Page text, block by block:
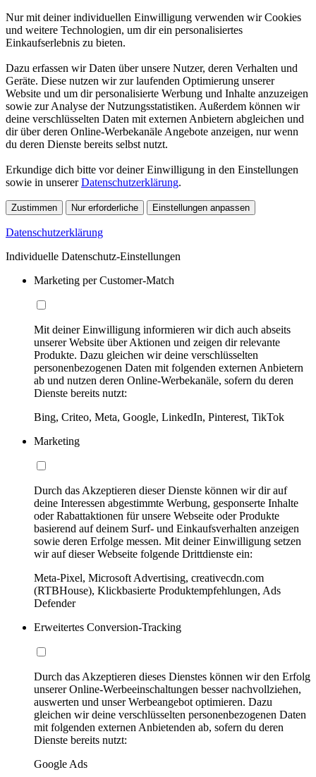
Nur mit deiner individuellen Einwilligung verwenden wir Cookies
und weitere Technologien, um dir ein personalisiertes
Einkaufserlebnis zu bieten.
Dazu erfassen wir Daten über unsere Nutzer, deren Verhalten und
Geräte. Diese nutzen wir zur laufenden Optimierung unserer
Website und um dir personalisierte Werbung und Inhalte anzuzeigen
sowie zur Analyse der Nutzungsstatistiken. Außerdem können wir
deine verschlüsselten Daten mit externen Anbietern abgleichen und
dir über deren Online-Werbekanäle Angebote anzeigen, nur wenn
du deren Dienste bereits selbst nutzt.
Erkundige dich bitte vor deiner Einwilligung in den Einstellungen
sowie in unsererDatenschutzerklärung.
Zustimmen Nur erforderliche Einstellungen anpassen
Datenschutzerklärung
Individuelle Datenschutz-Einstellungen
Marketing per Customer-Match
Mit deiner Einwilligung informieren wir dich auch abseits
unserer Website über Aktionen und zeigen dir relevante
Produkte. Dazu gleichen wir deine verschlüsselten
personenbezogenen Daten mit folgenden externen Anbietern
ab und nutzen deren Online-Werbekanäle, sofern du deren
Dienste bereits nutzt:
Bing, Criteo, Meta, Google, LinkedIn, Pinterest, TikTok
Marketing
Durch das Akzeptieren dieser Dienste können wir dir auf
deine Interessen abgestimmte Werbung, gesponserte Inhalte
oder Rabattaktionen für unsere Webseite oder Produkte
basierend auf deinem Surf- und Einkaufsverhalten anzeigen
sowie deren Erfolge messen. Mit deiner Einwilligung setzen
wir auf dieser Webseite folgende Drittdienste ein:
Meta-Pixel, Microsoft Advertising, creativecdn.com
(RTBHouse), Klickbasierte Produktempfehlungen, Ads
Defender
Erweitertes Conversion-Tracking
Durch das Akzeptieren dieses Dienstes können wir den Erfolg
unserer Online-Werbeeinschaltungen besser nachvollziehen,
auswerten und unser Werbeangebot optimieren. Dazu
gleichen wir deine verschlüsselten personenbezogenen Daten
mit folgenden externen Anbietenden ab, sofern du deren
Dienste bereits nutzt:
Google Ads